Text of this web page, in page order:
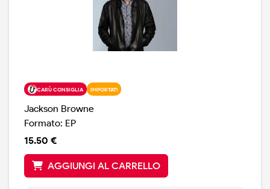
CARÙ CONSIGLIA IMPORTATI
Jackson Browne
Formato: EP
15.50 €
AGGIUNGI AL CARRELLO